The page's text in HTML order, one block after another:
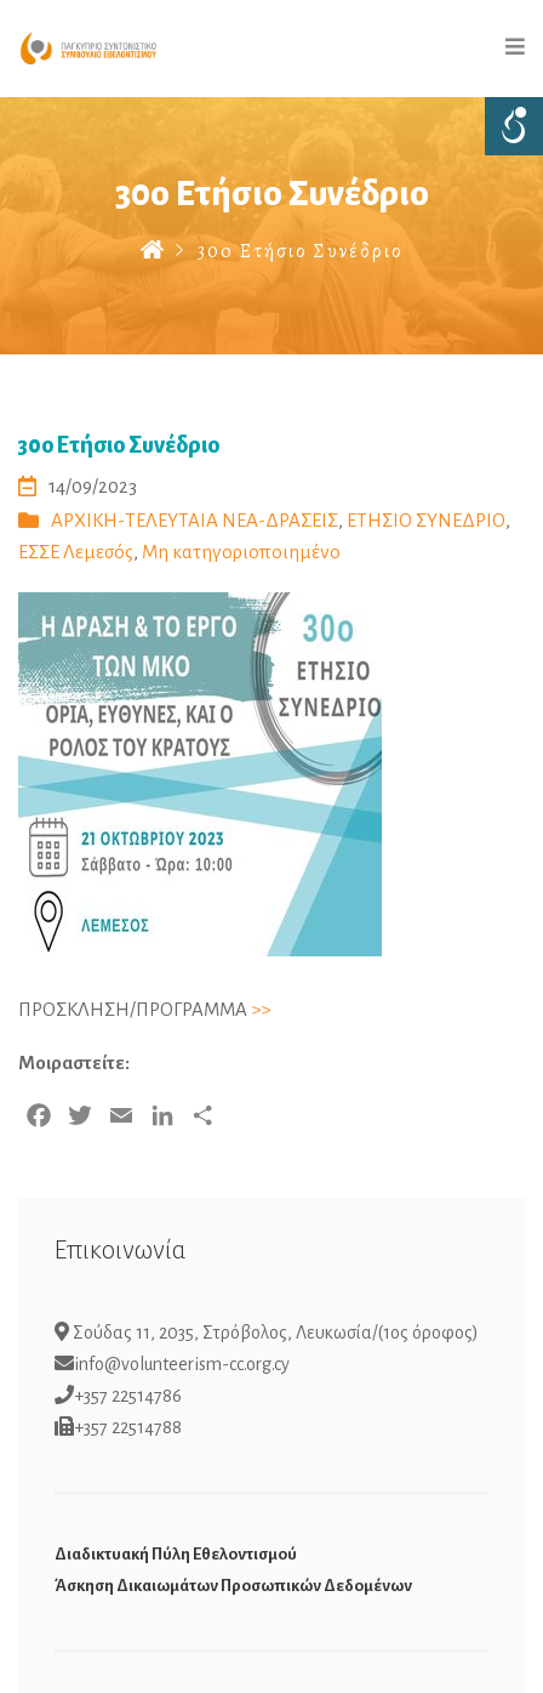
30o Ετήσιο Συνέδριο
30o Ετήσιο Συνέδριο
30o Ετήσιο Συνέδριο
14/09/2023
ΑΡΧΙΚΗ-ΤΕΛΕΥΤΑΙΑ ΝΕΑ-ΔΡΑΣΕΙΣ, ΕΤΗΣΙΟ ΣΥΝΕΔΡΙΟ,
ΕΣΣΕ Λεμεσός, Μη κατηγοριοποιημένο
ΠΡΟΣΚΛΗΣΗ/ΠΡΟΓΡΑΜΜΑ >>
Μοιραστείτε:
Facebook
Twitter Email LinkedIn
Επικοινωνία
Σούδας 11, 2035, Στρόβολος, Λευκωσία/(1ος όροφος)
info@volunteerism-cc.org.cy
+357 22514786
+357 22514788
Διαδικτυακή Πύλη Εθελοντισμού
Άσκηση Δικαιωμάτων Προσωπικών Δεδομένων